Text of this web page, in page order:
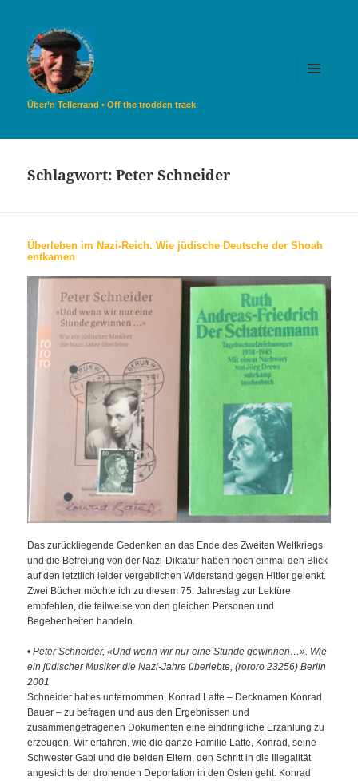
Über’n Tellerrand • Off the trodden track
Schlagwort:Peter Schneider
Überleben im Nazi-Reich. Wie jüdische Deutsche der Shoah
entkamen
Das zurückliegende Gedenken an das Ende des Zweiten Weltkriegs
und die Befreiung von der Nazi-Diktatur haben noch einmal den Blick
auf den letztlich leider vergeblichen Widerstand gegen Hitler gelenkt.
Zwei Bücher möchte ich zu diesem 75. Jahrestag zur Lektüre
empfehlen, die teilweise von den gleichen Personen und
Begebenheiten handeln.
•Peter Schneider, «Und wenn wir nur eine Stunde gewinnen…». Wie
ein jüdischer Musiker die Nazi-Jahre überlebte, (rororo 23256) Berlin
2001
Schneider hat es unternommen, Konrad Latte – Decknamen Konrad
Bauer – zu befragen und aus den Ergebnissen und
zusammengetragenen Dokumenten eine eindringliche Erzählung zu
erzeugen. Wir erfahren, wie die ganze Familie Latte, Konrad, seine
Schwester Gabi und die beiden Eltern, den Schritt in die Illegalität
angesichts der drohenden Deportation in den Osten geht. Konrad